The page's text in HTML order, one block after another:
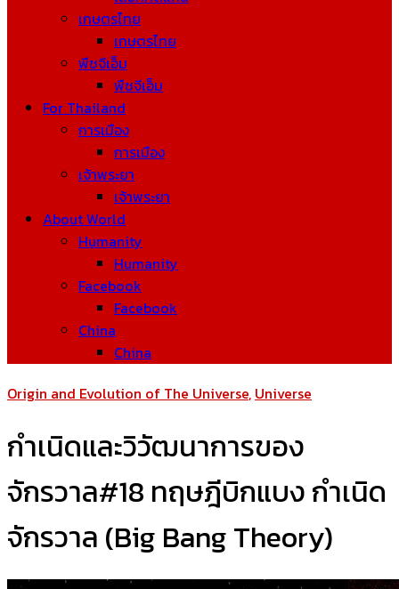
เกษตรไทย
เกษตรไทย
พืชจีเอ็ม
พืชจีเอ็ม
For Thailand
การเมือง
การเมือง
เจ้าพระยา
เจ้าพระยา
About World
Humanity
Humanity
Facebook
Facebook
China
China
Origin and Evolution of The Universe, Universe
กำเนิดและวิวัฒนาการของ
จักรวาล#18 ทฤษฎีบิกแบง กำเนิด
จักรวาล (Big Bang Theory)